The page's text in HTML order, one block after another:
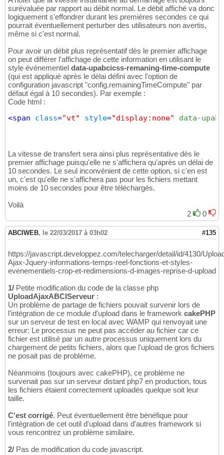
15
16
17
18
20
21
22
23
24
25
26
27
31
32
33
34
35
37
39
40
41
42
Index++;
}
// J'arrondi à 1 chiffre après la
Bits = Type
return(Bits+''+Type[Index]+''+unite
}
up.config.func_FileInProgressEach = function
{
// Utilisez console.log(obj) pour
// La propriété "qte_upload"
bit_upload =
obj.qte_upload -
var time_upload = obj.time_end -
// Cela ne devrait pas arriver
if(typeof time_upload === "number"
{
}
$(function(){up.Start()})
</script>
surévaluée par rapport au débit normal. Le débit affiché va donc
logiquement s'effondrer durant les premières secondes ce qui
pourrait éventuellement perturber des utilisateurs non avertis,
même si c'est normal.
Pour avoir un débit plus représentatif dès le premier affichage
on peut différer l'affichage de cette information en utilisant le
style événementiel data-upabcicss-remaning-time-compute
(qui est appliqué après le délai défini avec l'option de
configuration javascript "config.remainingTimeCompute" par
défaut égal à 10 secondes). Par exemple :
Code html :
<span class="vt" style="display:none" data-
La vitesse de transfert sera ainsi plus représentative dès le
premier affichage puisqu'elle ne s'affichera qu'après un délai de
10 secondes. Le seul inconvénient de cette option, si c'en est
un, c'est qu'elle ne s'affichera pas pour les fichiers mettant
moins de 10 secondes pour être téléchargés.
Voilà
2
0
ABCIWEB, le 22/03/2017 à 03h02 #135
https://javascript.developpez.com/telecharger/detail/id/4130/
Ajax-Jquery-informations-temps-reel-fonctions-et-styles-
evenementiels-crop-et-redimensions-d-images-reprise-d-upload
1/ Petite modification du code de la classe php
UploadAjaxABCIServeur :
Un problème de partage de fichiers pouvait survenir lors de
l'intégration de ce module d'upload dans le framework cakePHP
sur un serveur de test en local avec WAMP qui renvoyait une
erreur: Le processus ne peut pas accéder au fichier car ce
fichier est utilisé par un autre processus uniquement lors du
chargement de petits fichiers, alors que l'upload de gros fichiers
ne posait pas de problème.
Néanmoins (toujours avec cakePHP), ce problème ne
survenait pas sur un serveur distant php7 en production, tous
les fichiers étaient correctement uploadés quelque soit leur
taille.
C'est corrigé. Peut éventuellement être bénéfique pour
l'intégration de cet outil d'upload dans d'autres framework si
vous rencontrez un problème similaire.
2/ Pas de modification du code javascript.